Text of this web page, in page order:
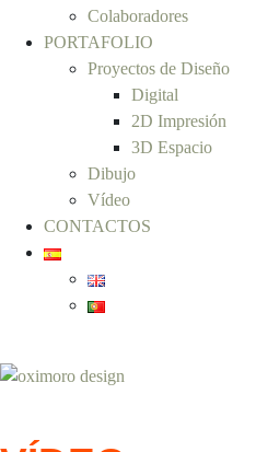
Colaboradores
PORTAFOLIO
Proyectos de Diseño
Digital
2D Impresión
3D Espacio
Dibujo
Vídeo
CONTACTOS